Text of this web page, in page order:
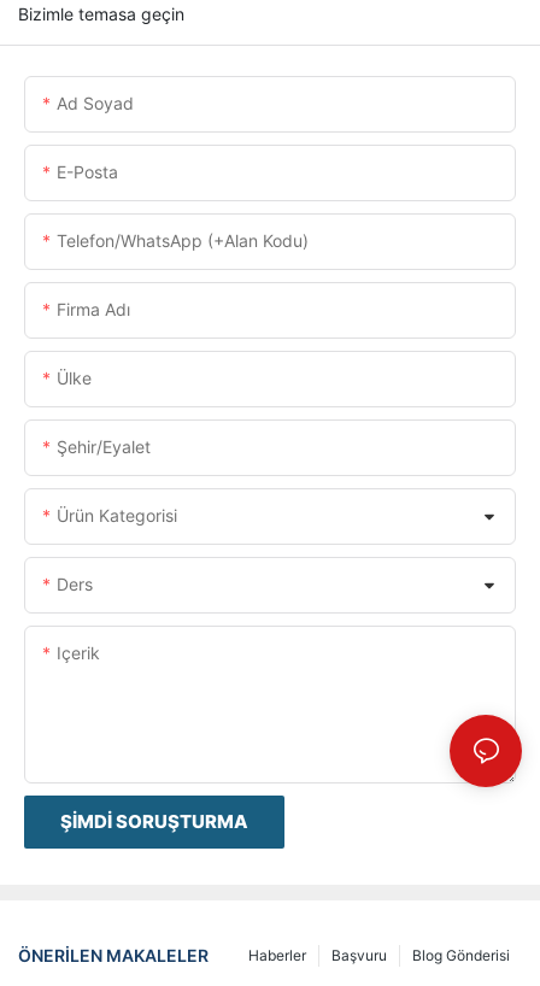
Bizimle temasa geçin
Ad Soyad
E-Posta
Telefon/WhatsApp (+alan Kodu)
Firma Adı
Ülke
Şehir/eyalet
Ürün Kategorisi
Ders
Içerik
ŞIMDI SORUŞTURMA
ÖNERILEN MAKALELER Blog Gönderisi
Başvuru
Haberler